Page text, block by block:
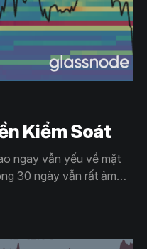
Kiểm Soát
ngay vẫn yếu về mặt
30 ngày vẫn rất ảm
nhu cầu, nơi mà áp lực